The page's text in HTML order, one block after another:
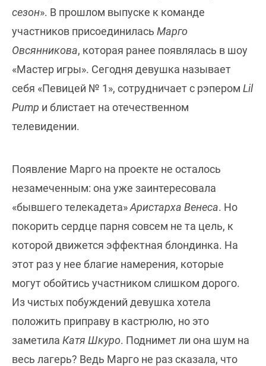
сезон». В прошлом выпуске к команде
участников присоединилась Марго
Овсянникова, которая ранее появлялась в шоу
«Мастер игры». Сегодня девушка называет
себя «Певицей № 1», сотрудничает с рэпером Lil
Pump и блистает на отечественном
телевидении.
Появление Марго на проекте не осталось
незамеченным: она уже заинтересовала
«бывшего телекадета»Аристарха Венеса. Но
покорить сердце парня совсем не та цель, к
которой движется эффектная блондинка. На
этот раз у нее благие намерения, которые
могут обойтись участником слишком дорого.
Из чистых побуждений девушка хотела
положить приправу в кастрюлю, но это
заметила Катя Шкуро. Поднимет ли она шум на
весь лагерь? Ведь Марго не раз сказала, что